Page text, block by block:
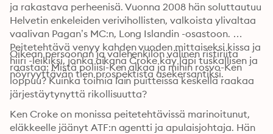
ja rakastava perheenisä. Vuonna 2008 hän soluttautuu
Helvetin enkeleiden verivihollisten, valkoista ylivaltaa
vaalivan Pagan’s MC:n, Long Islandin -osastoon.
Peitetehtävä venyy kahden vuoden mittaiseksi kissa ja
hiiri -leikiksi, jonka aikana Croke käy läpi tuskallisen ja
nöyryyttävän tien prospektista asekersantiksi.
Oikean persoonan ja valehenkilön välinen ristiriita
raastaa: Mistä poliisi-Ken alkaa ja mihin rosvo-Ken
loppuu? Kuinka toimia lain puitteissa keskellä raakaa
järjestäytynyttä rikollisuutta?
Ken Croke on monissa peitetehtävissä marinoitunut,
eläkkeelle jäänyt ATF:n agentti ja apulaisjohtaja. Hän